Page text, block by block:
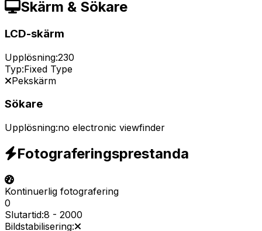
Skärm & Sökare
LCD-skärm
Upplösning:230
Typ:Fixed Type
Pekskärm
Sökare
Upplösning:no electronic viewfinder
Fotograferingsprestanda
Kontinuerlig fotografering
0
Slutartid:8 - 2000
Bildstabilisering: